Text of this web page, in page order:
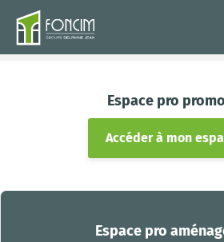
Espace pro
Espace pro
Accéder à mon